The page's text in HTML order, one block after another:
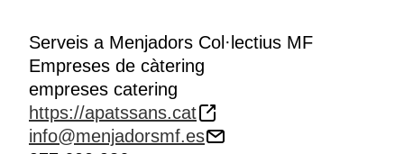
Serveis a Menjadors Col·lectius MF
Empreses de càtering
empreses catering
https://apatssans.cat
info@menjadorsmf.es